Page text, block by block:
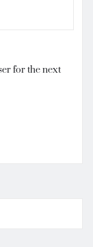
for the next